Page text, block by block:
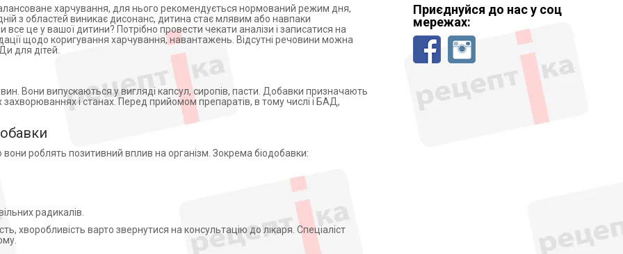
харчування, для нього рекомендується нормований режим дня,
з областей виникає дисонанс, дитина стає млявим або навпаки
все це у вашої дитини? Потрібно провести чекати аналізи і записатися на
щодо коригування харчування, навантажень. Відсутні речовини можна
для дітей.
Вони випускаються у вигляді капсул, сиропів, пасти. Добавки призначають
захворюваннях і станах. Перед прийомом препаратів, в тому числі і БАД,
вони роблять позитивний вплив на організм. Зокрема біодобавки:
радикалів.
хворобливість варто звернутися на консультацію до лікаря. Спеціаліст
Приєднуйся до нас у соц
мережах: